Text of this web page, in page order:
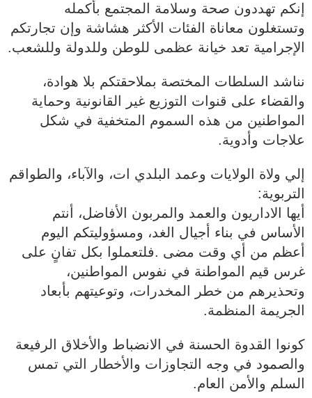
إنكم تهددون صحة وسلامة المجتمع بأكمله
وتستغلون معاناة الفئات الأكثر هشاشة وإن تجارتكم
الإجرامية تعد خيانة عظمى للوطن وللدولة وللشعب.
نناشد السلطات المختصة بملاحقتكم بلا هوادة،
والقضاء على قنوات التوزيع غير القانونية وحماية
المواطنين من هذه السموم المتخفية في شكل
علاجات وأدوية.
إلي ولاة الولايات وعمد البلدي ات، والآباء، والطواقم
التربوية:
أيها الاداريون والعمد والمربون الأفاضل، أنتم
الأساس في بناء أجيال الغد، ومسؤوليتكم اليوم
أعظم من أي وقت مضى .فلتعملوا بكل تفانٍ على
غرس قيم المواطنة في نفوس المواطنين،
وتحذيرهم من خطر المخدرات، وتوعيتهم بأبعاد
الجريمة المنظمة.
كونوا القدوة الحسنة في الانضباط والأخلاق الرفيعة
والصمود في وجه التجاوزات والأخطار التي تمس
السلم والأمن العام.